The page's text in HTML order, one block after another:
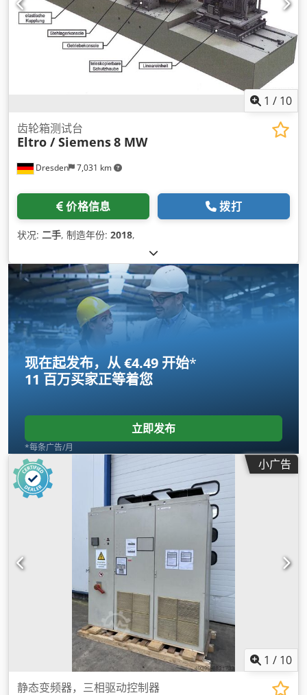
1 / 10
Dresden 7,031 km
齿轮箱测试台
Eltro / Siemens8 MW
价格信息 拨打
状况: 二手, 制造年份: 2018,
现在起发布，从 €4.49 开始*
11 百万买家正等着您
立即发布
*每条广告/月
小广告
1 / 10
静态变频器，三相驱动控制器